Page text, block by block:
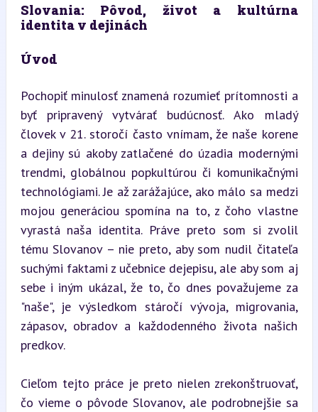
Slovania: Pôvod, život a kultúrna
identita v dejinách
Úvod
Pochopiť minulosť znamená rozumieť prítomnosti a
byť pripravený vytvárať budúcnosť. Ako mladý
človek v 21. storočí často vnímam, že naše korene
a dejiny sú akoby zatlačené do úzadia modernými
trendmi, globálnou popkultúrou či komunikačnými
technológiami. Je až zarážajúce, ako málo sa medzi
mojou generáciou spomína na to, z čoho vlastne
vyrastá naša identita. Práve preto som si zvolil
tému Slovanov – nie preto, aby som nudil čitateľa
suchými faktami z učebnice dejepisu, ale aby som aj
sebe i iným ukázal, že to, čo dnes považujeme za
"naše", je výsledkom stáročí vývoja, migrovania,
zápasov, obradov a každodenného života našich
predkov.
Cieľom tejto práce je preto nielen zrekonštruovať,
čo vieme o pôvode Slovanov, ale podrobnejšie sa